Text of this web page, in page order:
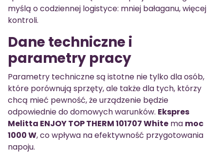
myślą o codziennej logistyce: mniej bałaganu, więcej
kontroli.
Dane techniczne i
parametry pracy
Parametry techniczne są istotne nie tylko dla osób,
które porównują sprzęty, ale także dla tych, którzy
chcą mieć pewność, że urządzenie będzie
odpowiednie do domowych warunków. Ekspres
Melitta ENJOY TOP THERM 101707 White ma moc
1000 W, co wpływa na efektywność przygotowania
napoju.